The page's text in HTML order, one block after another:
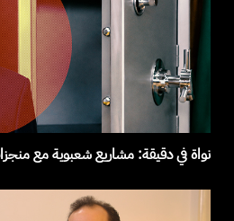
نواة في دقيقة: مشاريع شعبوية مع